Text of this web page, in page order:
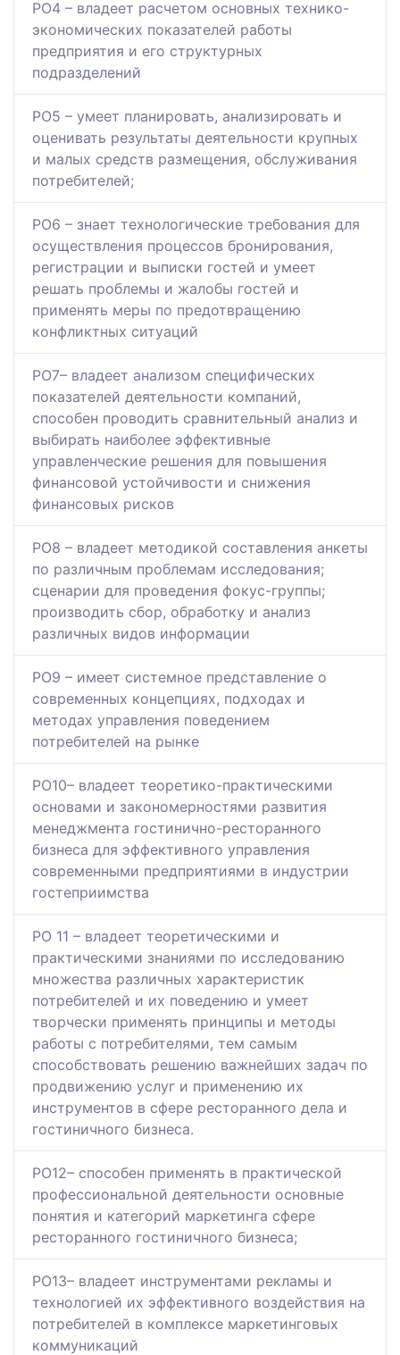
РО4 – владеет расчетом основных технико-
экономических показателей работы
предприятия и его структурных
подразделений
РО5 – умеет планировать, анализировать и
оценивать результаты деятельности крупных
и малых средств размещения, обслуживания
потребителей;
РО6 – знает технологические требования для
осуществления процессов бронирования,
регистрации и выписки гостей и умеет
решать проблемы и жалобы гостей и
применять меры по предотвращению
конфликтных ситуаций
РО7– владеет анализом специфических
показателей деятельности компаний,
способен проводить сравнительный анализ и
выбирать наиболее эффективные
управленческие решения для повышения
финансовой устойчивости и снижения
финансовых рисков
РО8 – владеет методикой составления анкеты
по различным проблемам исследования;
сценарии для проведения фокус-группы;
производить сбор, обработку и анализ
различных видов информации
РО9 – имеет системное представление о
современных концепциях, подходах и
методах управления поведением
потребителей на рынке
РО10– владеет теоретико-практическими
основами и закономерностями развития
менеджмента гостинично-ресторанного
бизнеса для эффективного управления
современными предприятиями в индустрии
гостеприимства
РО 11 – владеет теоретическими и
практическими знаниями по исследованию
множества различных характеристик
потребителей и их поведению и умеет
творчески применять принципы и методы
работы с потребителями, тем самым
способствовать решению важнейших задач по
продвижению услуг и применению их
инструментов в сфере ресторанного дела и
гостиничного бизнеса.
РО12– способен применять в практической
профессиональной деятельности основные
понятия и категорий маркетинга сфере
ресторанного гостиничного бизнеса;
РО13– владеет инструментами рекламы и
технологией их эффективного воздействия на
потребителей в комплексе маркетинговых
коммуникаций